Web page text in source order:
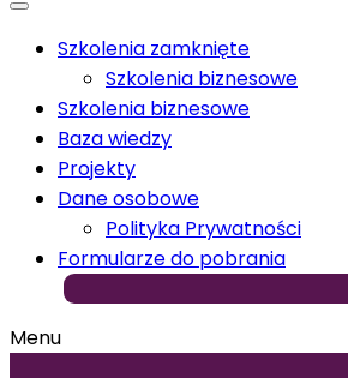
Szkolenia zamknięte
Szkolenia biznesowe
Szkolenia biznesowe
Baza wiedzy
Projekty
Dane osobowe
Polityka Prywatności
Formularze do pobrania
Menu